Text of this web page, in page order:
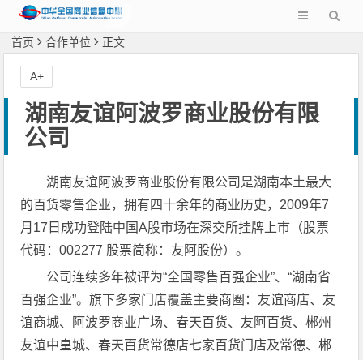
首页 合作单位 正文
湖南友谊阿波罗商业股份有限
公司
湖南友谊阿波罗商业股份有限公司是湖南本土最大
的百货零售企业，拥有四十余年的商业历史，2009年7
月17日成功登陆中国A股市场在深交所挂牌上市（股票
代码：002277 股票简称：友阿股份）。
公司连续多年被评为“全国零售百强企业”、“湖南省
百强企业”。旗下多家门店覆盖主要商圈：友谊商店、友
谊商城、阿波罗商业广场、春天百货、友阿百货、郴州
友谊中皇城、春天百货常德店七家百货门店及常德、郴
A+